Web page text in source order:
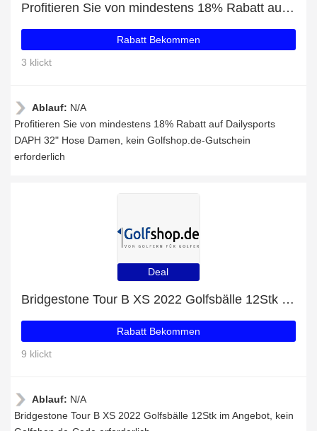
Profitieren Sie von mindestens 18% Rabatt auf Dailysports DAPH 32" Hose Damen
Rabatt Bekommen
3 klickt
Ablauf: N/A
Profitieren Sie von mindestens 18% Rabatt auf Dailysports
DAPH 32" Hose Damen, kein Golfshop.de-Gutschein
erforderlich
Deal
Bridgestone Tour B XS 2022 Golfsbälle 12Stk im Angebot
Rabatt Bekommen
9 klickt
Ablauf: N/A
Bridgestone Tour B XS 2022 Golfsbälle 12Stk im Angebot, kein